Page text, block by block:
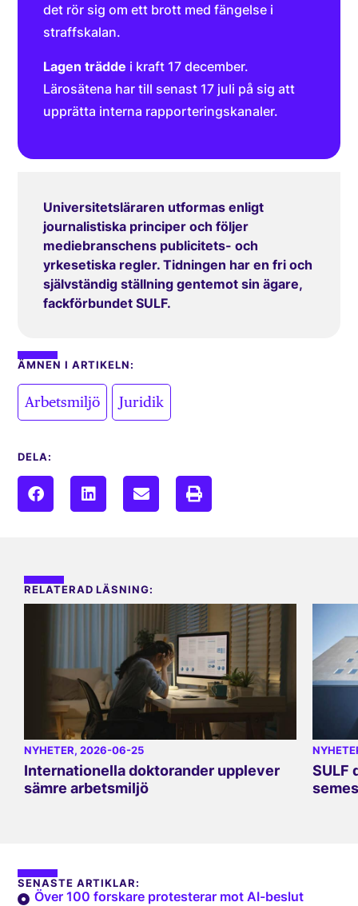
det rör sig om ett brott med fängelse i
straffskalan.
Lagen trädde i kraft 17 december.
Lärosätena har till senast 17 juli på sig att
upprätta interna rapporteringskanaler.
Universitetsläraren utformas enligt
journalistiska principer och följer
mediebranschens publicitets- och
yrkesetiska regler. Tidningen har en fri och
självständig ställning gentemot sin ägare,
fackförbundet SULF.
ÄMNEN I ARTIKELN:
Arbetsmiljö Juridik
DELA:
RELATERAD LÄSNING:
NYHETER, 2026-06-25
Internationella doktorander upplever
sämre arbetsmiljö
SULF
SENASTE ARTIKLAR:
Över 100 forskare protesterar mot AI-beslut